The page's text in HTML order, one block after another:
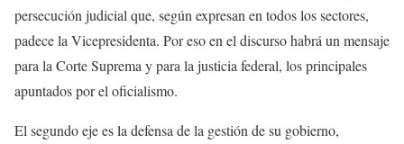
persecución judicial que, según expresan en todos los sectores,
padece la Vicepresidenta. Por eso en el discurso habrá un mensaje
para la Corte Suprema y para la justicia federal, los principales
apuntados por el oficialismo.
El segundo eje es la defensa de la gestión de su gobierno,